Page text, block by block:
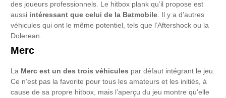
des joueurs professionnels. Le hitbox plank qu’il propose est
aussi intéressant que celui de la Batmobile. Il y a d’autres
véhicules qui ont le même potentiel, tels que l’Aftershock ou la
Dolerean.
Merc
La Merc est un des trois véhicules par défaut intégrant le jeu.
Ce n’est pas la favorite pour tous les amateurs et les initiés, à
cause de sa propre hitbox, mais l’aperçu du jeu montre qu’elle